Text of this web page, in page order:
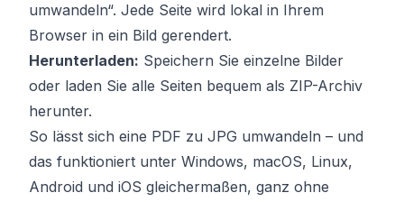
umwandeln“. Jede Seite wird lokal in Ihrem
Browser in ein Bild gerendert.
Herunterladen: Speichern Sie einzelne Bilder
oder laden Sie alle Seiten bequem als ZIP-Archiv
herunter.
So lässt sich eine PDF zu JPG umwandeln – und
das funktioniert unter Windows, macOS, Linux,
Android und iOS gleichermaßen, ganz ohne